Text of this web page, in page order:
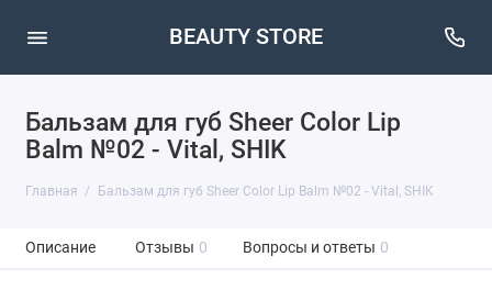
BEAUTY STORE
Бальзам для губ Sheer Color Lip
Balm №02 - Vital, SHIK
Главная Бальзам для губ Sheer Color Lip Balm №02 - Vital, SHIK
Описание Отзывы 0 Вопросы и ответы 0